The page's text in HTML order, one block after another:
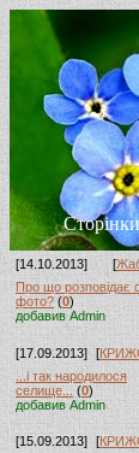
Сторінки
[14.10.2013] [
Про що розповідає
фото? (0)
добавив Admin
[17.09.2013] [
...і так народилося
селище...
(0)
добавив Admin
[15.09.2013] [